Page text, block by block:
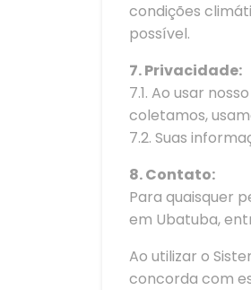
condições
possível.
7. Privacidade:
7.1. Ao usar
coletamos,
7.2. Suas
8. Contato:
Para quaisquer
em Ubatuba,
Ao utilizar o
concorda com